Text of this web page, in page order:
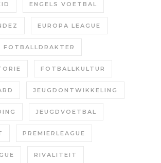
ENGELS VOETBAL
EUROPA LEAGUE
FOTBALLDRAKTER
FOTBALLKULTUR
JEUGDONTWIKKELING
JEUGDVOETBAL
PREMIERLEAGUE
RIVALITEIT